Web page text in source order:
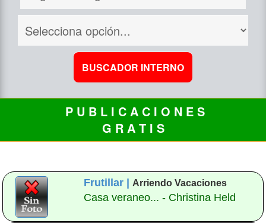
P U B L I C A C I O N E S
G R A T I S
Frutillar |Arriendo Vacaciones
Casa veraneo... - Christina Held